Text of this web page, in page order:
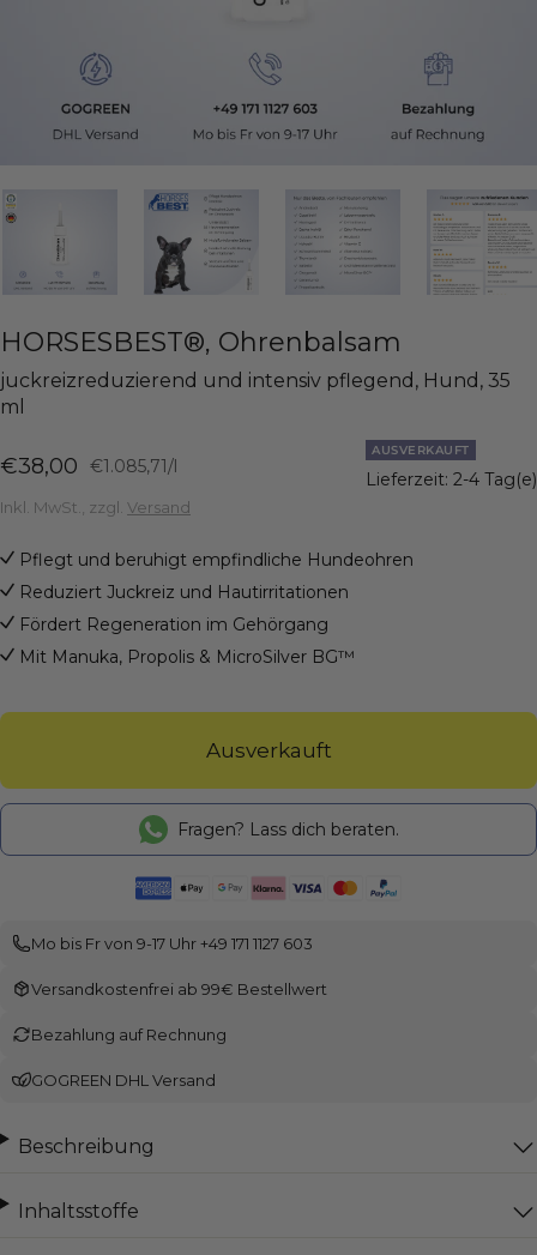
HORSESBEST®, Ohrenbalsam
juckreizreduzierend und intensiv pflegend, Hund, 35
ml
Angebotspreis
€38,00 €1.085,71/l
AUSVERKAUFT
Lieferzeit: 2-4 Tag(e)
Inkl. MwSt., zzgl. Versand
Pflegt und beruhigt empfindliche Hundeohren
Reduziert Juckreiz und Hautirritationen
Fördert Regeneration im Gehörgang
Mit Manuka, Propolis & MicroSilver BG™
Ausverkauft
Fragen? Lass dich beraten.
Mo bis Fr von 9-17 Uhr +49 171 1127 603
Versandkostenfrei ab 99€ Bestellwert
Bezahlung auf Rechnung
GOGREEN DHL Versand
Beschreibung
Inhaltsstoffe